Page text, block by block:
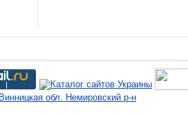
обл. Немировский р-н